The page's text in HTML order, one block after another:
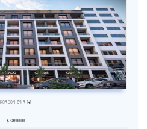
KORDON İZMIR 1+1
$389,000